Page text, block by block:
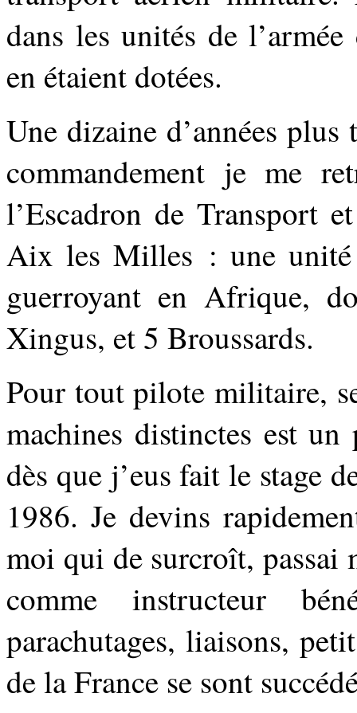
dans les unités de
en étaient dotées.
Une dizaine d’années
commandement je me
l’Escadron de Transport
Aix les Milles : une unité
guerroyant en Afrique,
Xingus, et 5 Broussards.
Pour tout pilote militaire,
machines distinctes est
dès que j’eus fait le stage
1986. Je devins
moi qui de surcroît, passai
comme instructeur
parachutages, liaisons,
de la France se sont